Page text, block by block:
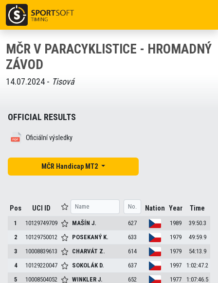
MČR V PARACYKLISTICE - HROMADNÝ
ZÁVOD
14.07.2024 - Tisová
OFFICIAL RESULTS
Oficiální výsledky
MČR Handicap MT2
Pos UCI ID Nation Year Time
1 10129749709 MAŠÍNJ. 627 1989
39:50.3
2
10129750012 POSEKANÝ K. 633 1979
49:59.9
3
10008839613 CHARVÁT Z. 614 1979
54:13.9
4
10129220047 SOKOLÁK D. 637 1997
1:02:47.2
5
10008504052 WINKLERJ. 652 1977
1:07:46.5